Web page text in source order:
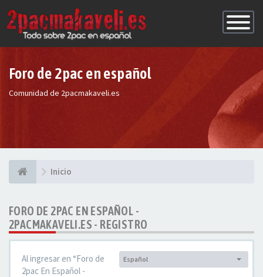
de
Foro de 2pac en español
Comunidad de 2pacmakaveli.es
Inicio
FORO DE 2PAC EN ESPAÑOL -
2PACMAKAVELI.ES - REGISTRO
Idioma:
Español
Al ingresar en “Foro de
2pac En Español -